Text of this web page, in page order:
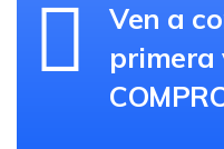
Ven a
primera